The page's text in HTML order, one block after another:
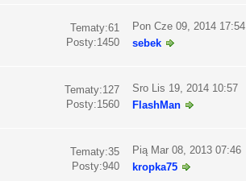
Tematy:61
Posty:1450
Pon Cze 09, 2014 17:54
sebek
Tematy:127
Posty:1560
Sro Lis 19, 2014 10:57
FlashMan
Tematy:35
Posty:940
Pią Mar 08, 2013 07:46
kropka75